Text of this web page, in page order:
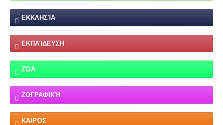
ΕΚΚΛΗΣΊΑ
ΕΚΠΑΊΔΕΥΣΗ
ΖΏΑ
ΖΩΓΡΑΦΙΚΉ
ΚΑΙΡΌΣ